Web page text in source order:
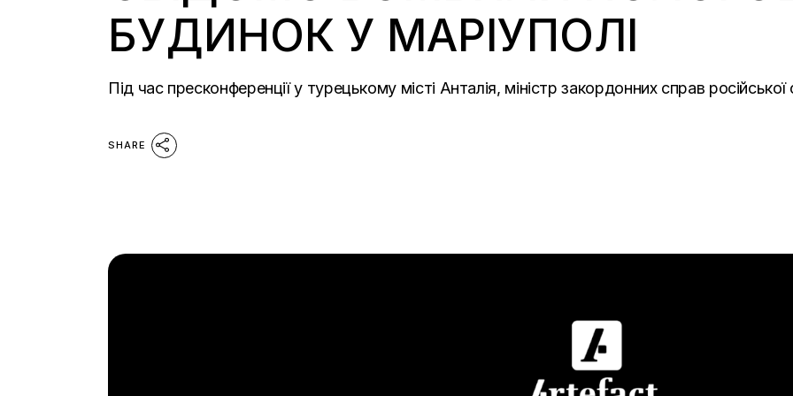
БУДИНОК У МАРІУПОЛІ
Під час пресконференції у турецькому місті Анталія, міністр закордонних справ
SHARE